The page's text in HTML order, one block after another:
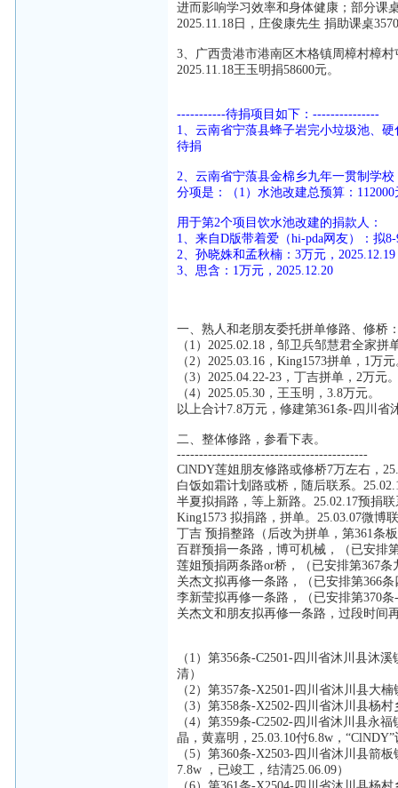
进而影响学习效率和身体健康；部分课
2025.11.18日，庄俊康先生 捐助课桌
3、广西贵港市港南区木格镇周樟村樟
2025.11.18王玉明捐58600元。
-----------待捐项目如下：---------------
1、云南省宁蒗县蜂子岩完小垃圾池、
待捐
2、云南省宁蒗县金棉乡九年一贯制学校
分项是：（1）水池改建总预算：
用于第2个项目饮水池改建的捐款人：
1、来自D版带着爱（hi-pda网友）：拟
2、孙晓姝和孟秋楠：3万元，2025.12.19
3、思含：1万元，2025.12.20
一、熟人和老朋友委托拼单修路、修桥
（1）2025.02.18，邹卫兵邹慧君全家拼
（2）2025.03.16，King1573拼单，1万
（3）2025.04.22-23，丁吉拼单，2万元
（4）2025.05.30，王玉明，3.8万元。
以上合计7.8万元，修建第361条-四川
二、整体修路，参看下表。
-------------------------------------------
ClNDY莲姐朋友修路或修桥7万左右，
白饭如霜计划路或桥，随后联系。
半夏拟捐路，等上新路。25.02.17预捐
King1573 拟捐路，拼单。25.03.07微博
丁吉 预捐整路（后改为拼单，第361条
百群预捐一条路，博可机械，（已安排
莲姐预捐两条路or桥，（已安排第367
关杰文拟再修一条路，（已安排第366
李新莹拟再修一条路，（已安排第370
关杰文和朋友拟再修一条路，过段时间
（1）第356条-C2501-四川省沐川县沐
清）
（2）第357条-X2501-四川省沐川县大
（3）第358条-X2502-四川省沐川县杨
（4）第359条-C2502-四川省沐川县永
晶，黄嘉明，25.03.10付6.8w，
（5）第360条-X2503-四川省沐川县箭
7.8w ，已竣工，结清25.06.09）